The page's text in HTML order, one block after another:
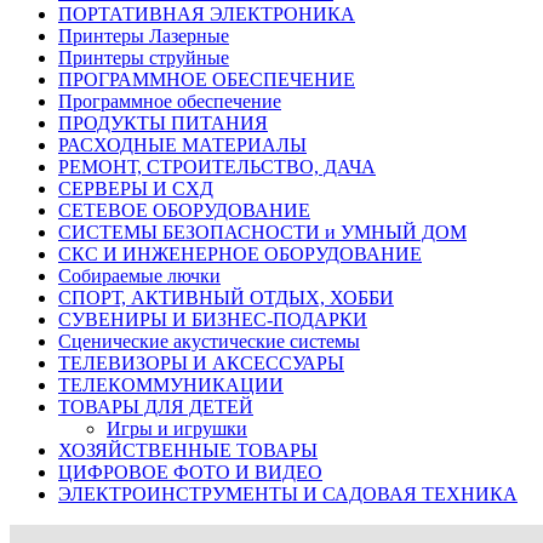
ПОРТАТИВНАЯ ЭЛЕКТРОНИКА
Принтеры Лазерные
Принтеры струйные
ПРОГРАММНОЕ ОБЕСПЕЧЕНИЕ
Программное обеспечение
ПРОДУКТЫ ПИТАНИЯ
РАСХОДНЫЕ МАТЕРИАЛЫ
РЕМОНТ, СТРОИТЕЛЬСТВО, ДАЧА
СЕРВЕРЫ И СХД
СЕТЕВОЕ ОБОРУДОВАНИЕ
СИСТЕМЫ БЕЗОПАСНОСТИ и УМНЫЙ ДОМ
СКС И ИНЖЕНЕРНОЕ ОБОРУДОВАНИЕ
Собираемые лючки
СПОРТ, АКТИВНЫЙ ОТДЫХ, ХОББИ
СУВЕНИРЫ И БИЗНЕС-ПОДАРКИ
Сценические акустические системы
ТЕЛЕВИЗОРЫ И АКСЕССУАРЫ
ТЕЛЕКОММУНИКАЦИИ
ТОВАРЫ ДЛЯ ДЕТЕЙ
Игры и игрушки
ХОЗЯЙСТВЕННЫЕ ТОВАРЫ
ЦИФРОВОЕ ФОТО И ВИДЕО
ЭЛЕКТРОИНСТРУМЕНТЫ И САДОВАЯ ТЕХНИКА